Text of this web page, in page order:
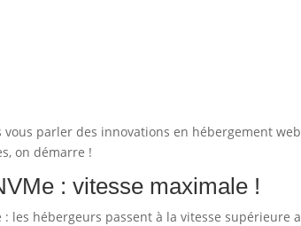
vous parler des innovations en hébergement
on démarre !
: vitesse maximale !
les hébergeurs passent à la vitesse supérieure